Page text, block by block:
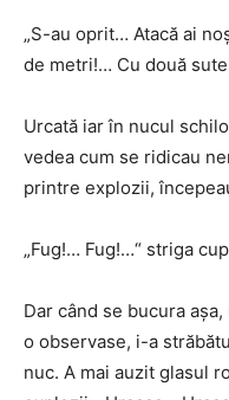
„S-au oprit… Atacă ai
de metri!… Cu două
Urcată iar în nucul
vedea cum se ridicau
printre explozii,
„Fug!… Fug!…“ striga
Dar când se bucura
o observase, i-a
nuc. A mai auzit glasul